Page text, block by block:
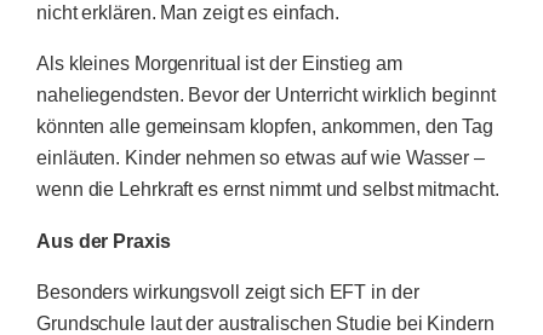
nicht erklären. Man zeigt es einfach.
Als kleines Morgenritual ist der Einstieg am
naheliegendsten. Bevor der Unterricht wirklich beginnt
könnten alle gemeinsam klopfen, ankommen, den Tag
einläuten. Kinder nehmen so etwas auf wie Wasser –
wenn die Lehrkraft es ernst nimmt und selbst mitmacht.
Aus der Praxis
Besonders wirkungsvoll zeigt sich EFT in der
Grundschule laut der australischen Studie bei Kindern